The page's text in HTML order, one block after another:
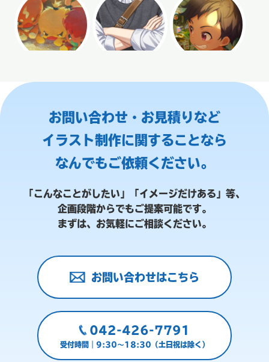
お問い合わせ・お見積りなど
イラスト制作に関することなら
なんでもご依頼ください。
「こんなことがしたい」「イメージだけある」等、
企画段階からでもご提案可能です。
まずは、お気軽にご相談ください。
お問い合わせはこちら
042-426-7791
受付時間｜9:30～18:30（土日祝は除く）